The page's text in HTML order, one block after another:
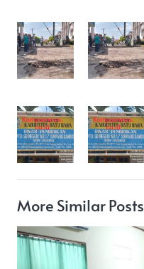
More Similar Posts